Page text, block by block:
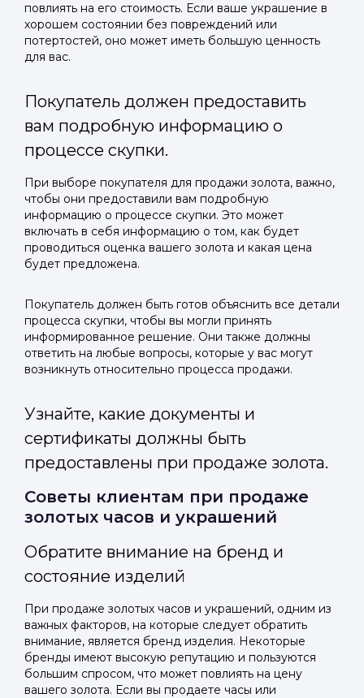
повлиять на его стоимость. Если ваше украшение в
хорошем состоянии без повреждений или
потертостей, оно может иметь большую ценность
для вас.
Покупатель должен предоставить
вам подробную информацию о
процессе скупки.
При выборе покупателя для продажи золота, важно,
чтобы они предоставили вам подробную
информацию о процессе скупки. Это может
включать в себя информацию о том, как будет
проводиться оценка вашего золота и какая цена
будет предложена.
Покупатель должен быть готов объяснить все детали
процесса скупки, чтобы вы могли принять
информированное решение. Они также должны
ответить на любые вопросы, которые у вас могут
возникнуть относительно процесса продажи.
Узнайте, какие документы и
сертификаты должны быть
предоставлены при продаже золота.
Советы клиентам при продаже
золотых часов и украшений
Обратите внимание на бренд и
состояние изделий
При продаже золотых часов и украшений, одним из
важных факторов, на которые следует обратить
внимание, является бренд изделия. Некоторые
бренды имеют высокую репутацию и пользуются
большим спросом, что может повлиять на цену
вашего золота. Если вы продаете часы или